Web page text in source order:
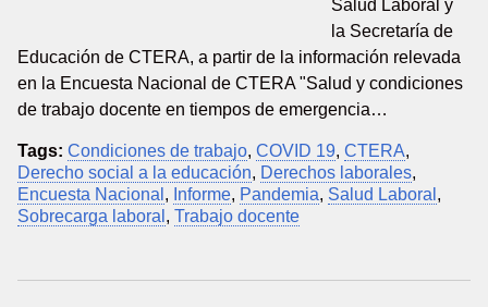
Salud Laboral y
la Secretaría de
Educación de CTERA, a partir de la información relevada
en la Encuesta Nacional de CTERA "Salud y condiciones
de trabajo docente en tiempos de emergencia…
Tags: Condiciones de trabajo, COVID 19, CTERA,
Derecho social a la educación, Derechos laborales,
Encuesta Nacional , Informe, Pandemia, Salud Laboral ,
Sobrecarga laboral , Trabajo docente